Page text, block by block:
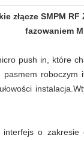
złącze SMPM
fazowaniem
push in, które
roboczym
o